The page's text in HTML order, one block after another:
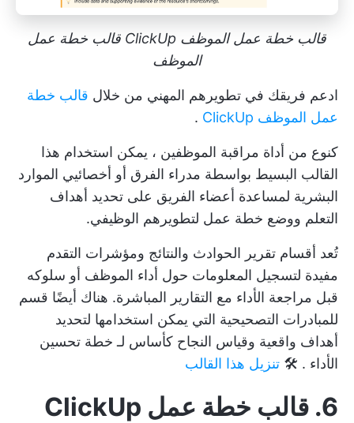
قالب خطة عمل الموظف ClickUp قالب خطة عمل
الموظف
ادعم فريقك في تطويرهم المهني من خلال قالب خطة
عمل الموظف ClickUp
.
كنوع من أداة مراقبة الموظفين ، يمكن استخدام هذا
القالب البسيط بواسطة مدراء الفرق أو أخصائيي الموارد
البشرية لمساعدة أعضاء الفريق على تحديد أهداف
التعلم ووضع خطة عمل لتطويرهم الوظيفي.
تُعد أقسام تقرير الحوادث والنتائج ومؤشرات التقدم
مفيدة لتسجيل المعلومات حول أداء الموظف أو سلوكه
قبل مراجعة الأداء مع التقارير المباشرة. هناك أيضًا قسم
للمبادرات التصحيحية التي يمكن استخدامها لتحديد
أهداف واقعية وقياس النجاح كأساس لـ خطة تحسين
الأداء . 🛠️ تنزيل هذا القالب
6. قالب خطة عمل ClickUp